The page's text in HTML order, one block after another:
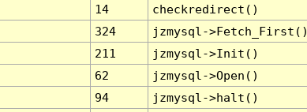
14
checkredirect()
324
jzmysql-
211
jzmysql->Init()
62
jzmysql->Open()
94
jzmysql->halt()